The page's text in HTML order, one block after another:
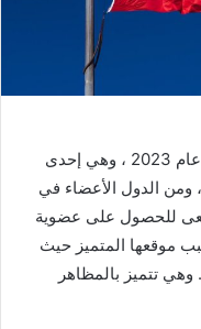
نقدم لكم مقالا حول كم عدد سكان تركيا عام 2023 ، وهي إحدى
ومن الدول الأعضاء في
للحصول على عضوية
عام 2005، وذلك بسبب موقعها المتميز حيث
وهي تتميز بالمظاهر